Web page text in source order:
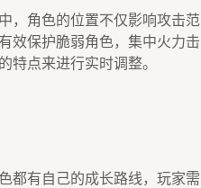
，角色的位置不仅影响攻击范
效保护脆弱角色，集中火力击
点来进行实时调整。
都有自己的成长路线，玩家需